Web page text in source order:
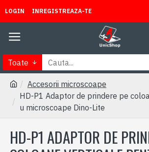
LOGIN INREGISTREAZA-TE
Toate
Accesorii microscoape
HD-P1 Adaptor de prindere pe
u microscoape Dino-Lite
HD-P1 ADAPTOR DE